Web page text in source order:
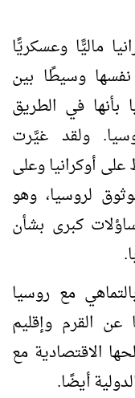
ماليًّا وعسكريًّا
نفسها وسيطًا بين
بأنها في الطريق
ولقد غيَّرت
أوكرانيا وعلى
لروسيا، وهو
كبرى بشأن
مع روسيا
عن القرم وإقليم
الاقتصادية مع
أيضًا.